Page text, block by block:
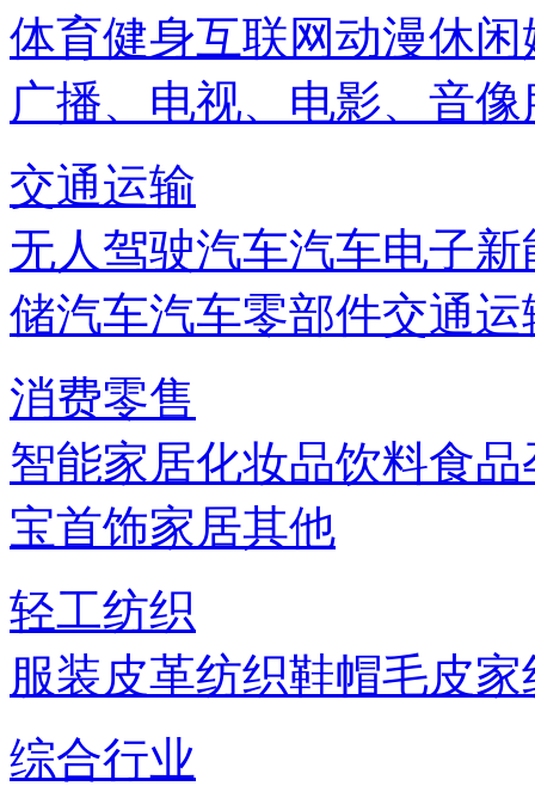
体育健身互联网动漫休闲
广播、电视、电影、音像
交通运输
无人驾驶汽车汽车电子新
储汽车汽车零部件交通
消费零售
智能家居化妆品饮料食品
宝首饰家居其他
轻工纺织
服装皮革纺织鞋帽毛皮家
综合行业